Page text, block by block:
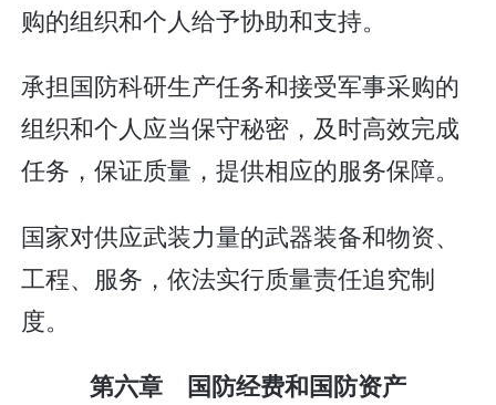
购的组织和个人给予协助和支持。
承担国防科研生产任务和接受军事采购的
组织和个人应当保守秘密，及时高效完成
任务，保证质量，提供相应的服务保障。
国家对供应武装力量的武器装备和物资、
工程、服务，依法实行质量责任追究制
度。
第六章 国防经费和国防资产